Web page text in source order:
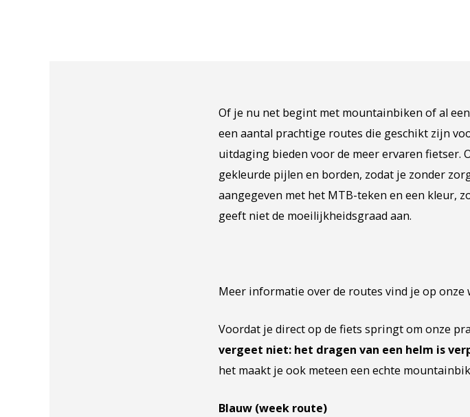
Of je nu net begint met mountainbiken of al
een aantal prachtige routes die geschikt zijn
uitdaging bieden voor de meer ervaren fietser.
gekleurde pijlen en borden, zodat je zonder
aangegeven met het MTB-teken en een kleur,
geeft niet de moeilijkheidsgraad aan.
Meer informatie over de routes vind je op onze
Voordat je direct op de fiets springt om onze
vergeet niet: het dragen van een helm is
het maakt je ook meteen een echte
Blauw (week route)